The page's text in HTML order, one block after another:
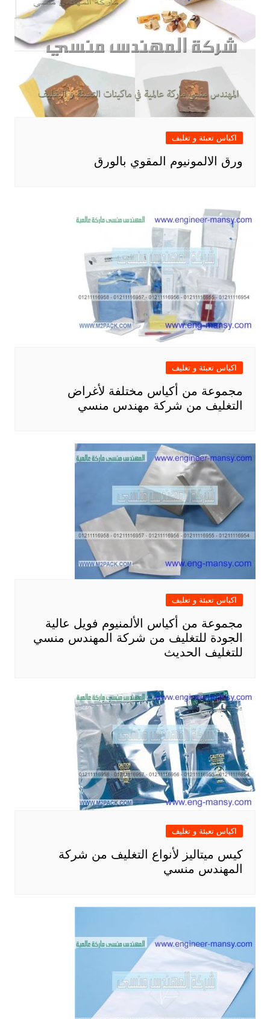
اكياس تعبئة و تغليف
ورق الالمونيوم المقوي بالورق
اكياس تعبئة و تغليف
مجموعة من أكياس مختلفة لأغراض
التغليف من شركة مهندس منسي
اكياس تعبئة و تغليف
مجموعة من أكياس الألمنيوم فويل عالية
الجودة للتغليف من شركة المهندس منسي
للتغليف الحديث
اكياس تعبئة و تغليف
كيس ميتاليز لأنواع التغليف من شركة
المهندس منسي